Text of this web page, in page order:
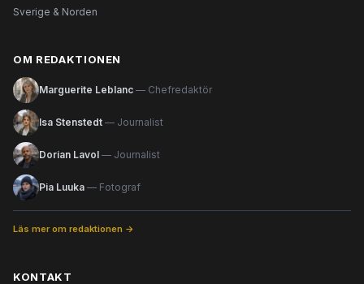
Sverige & Norden
OM REDAKTIONEN
Marguerite Leblanc — Chefredaktör
Isa Stenstedt — Journalist
Dorian Lavol — Journalist
Pia Luuka — Fotograf
Läs mer om redaktionen →
KONTAKT